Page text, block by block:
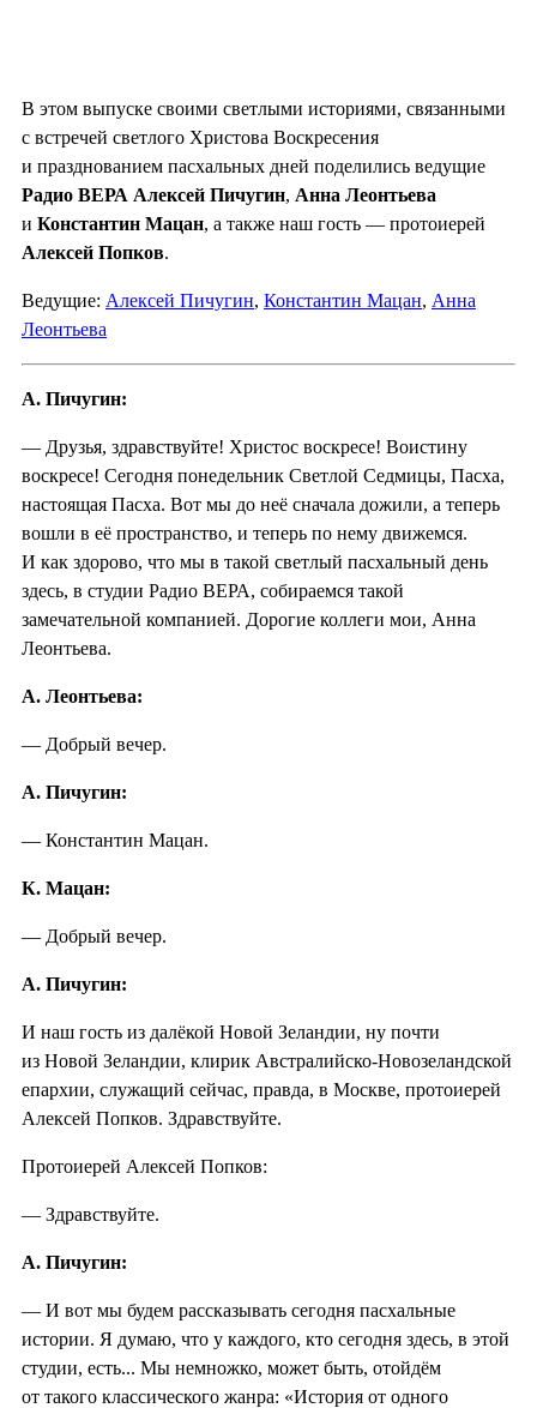
В этом выпуске своими светлыми историями, связанными
с встречей светлого Христова Воскресения
и празднованием пасхальных дней поделились ведущие
Радио ВЕРА Алексей Пичугин, Анна Леонтьева
и Константин Мацан, а также наш гость — протоиерей
Алексей Попков.
Ведущие: Алексей Пичугин, Константин Мацан, Анна
Леонтьева
А. Пичугин:
— Друзья, здравствуйте! Христос воскресе! Воистину
воскресе! Сегодня понедельник Светлой Седмицы, Пасха,
настоящая Пасха. Вот мы до неё сначала дожили, а теперь
вошли в её пространство, и теперь по нему движемся.
И как здорово, что мы в такой светлый пасхальный день
здесь, в студии Радио ВЕРА, собираемся такой
замечательной компанией. Дорогие коллеги мои, Анна
Леонтьева.
А. Леонтьева:
— Добрый вечер.
А. Пичугин:
— Константин Мацан.
К. Мацан:
— Добрый вечер.
А. Пичугин:
И наш гость из далёкой Новой Зеландии, ну почти
из Новой Зеландии, клирик Австралийско-Новозеландской
епархии, служащий сейчас, правда, в Москве, протоиерей
Алексей Попков. Здравствуйте.
Протоиерей Алексей Попков:
— Здравствуйте.
А. Пичугин:
— И вот мы будем рассказывать сегодня пасхальные
истории. Я думаю, что у каждого, кто сегодня здесь, в этой
студии, есть... Мы немножко, может быть, отойдём
от такого классического жанра: «История от одного